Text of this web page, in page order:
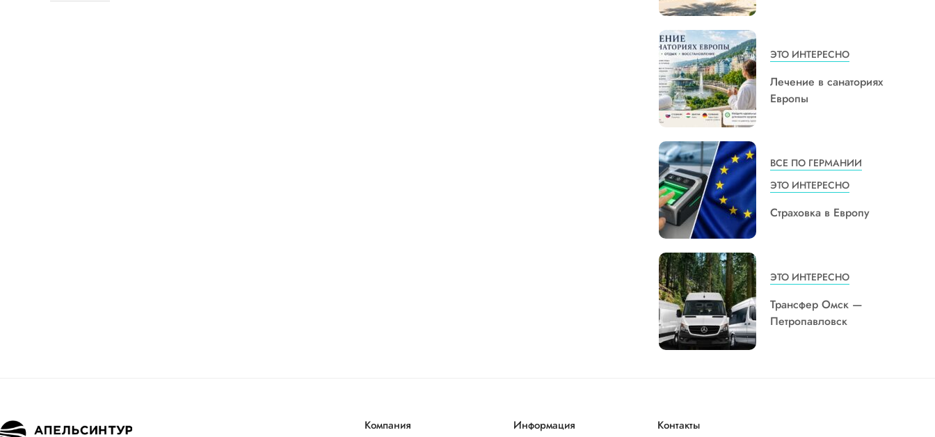
ЭТО ИНТЕРЕСНО
Лечение в санаториях
Европы
ВСЕ ПО ГЕРМАНИИ
ЭТО ИНТЕРЕСНО
Страховка в Европу
ЭТО ИНТЕРЕСНО
Трансфер Омск —
Петропавловск
Компания Информация Контакты